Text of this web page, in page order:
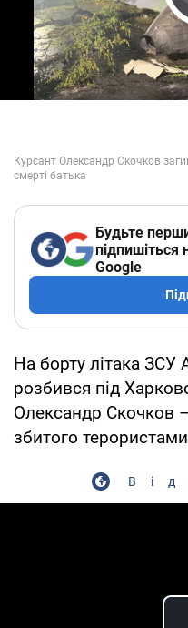
Будьте
підпишіться
Google
На борту літака ЗСУ
розбився під
Олександр Скочков
збитого